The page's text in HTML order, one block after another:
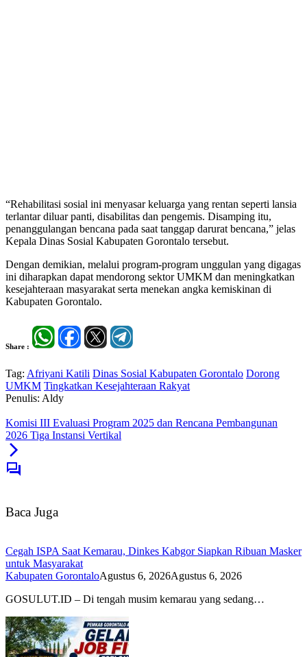
“Rehabilitasi sosial ini menyasar keluarga yang rentan seperti lansia
terlantar diluar panti, disabilitas dan pengemis. Disamping itu,
penanggulangan bencana pada saat tanggap darurat bencana,” jelas
Kepala Dinas Sosial Kabupaten Gorontalo tersebut.
Dengan demikian, melalui program-program unggulan yang digagas
ini diharapkan dapat mendorong sektor UMKM dan meningkatkan
kesejahteraan masyarakat serta menekan angka kemiskinan di
Kabupaten Gorontalo.
Share :
Tag: Afriyani Katili Dinas Sosial Kabupaten Gorontalo Dorong
UMKM Tingkatkan Kesejahteraan Rakyat
Penulis: Aldy
Komisi III Evaluasi Program 2025 dan Rencana Pembangunan
2026 Tiga Instansi Vertikal
Baca Juga
Cegah ISPA Saat Kemarau, Dinkes Kabgor Siapkan Ribuan Masker
untuk Masyarakat
Kabupaten GorontaloAgustus 6, 2026Agustus 6, 2026
GOSULUT.ID – Di tengah musim kemarau yang sedang…